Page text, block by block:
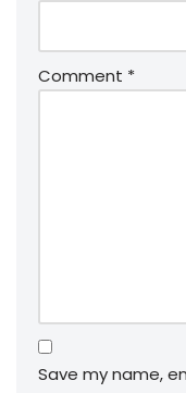
Comment *
Save my name,